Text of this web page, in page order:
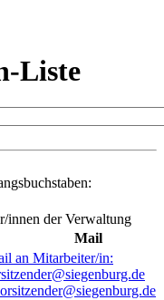
Liste
innen der Verwaltung
Mail